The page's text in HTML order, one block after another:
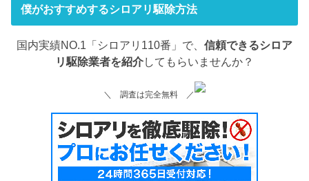
僕がおすすめするシロアリ駆除方法
国内実績NO.1「シロアリ110番」で、 信頼できるシロア
リ駆除業者を紹介してもらいませんか？
＼ 調査は完全無料 ／